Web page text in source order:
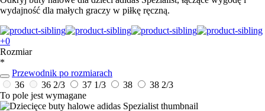
wydajność dla małych graczy w piłkę ręczną.
+0
Rozmiar
*
Przewodnik po rozmiarach
36
36 2/3 37 1/3 38
38 2/3
To pole jest wymagane